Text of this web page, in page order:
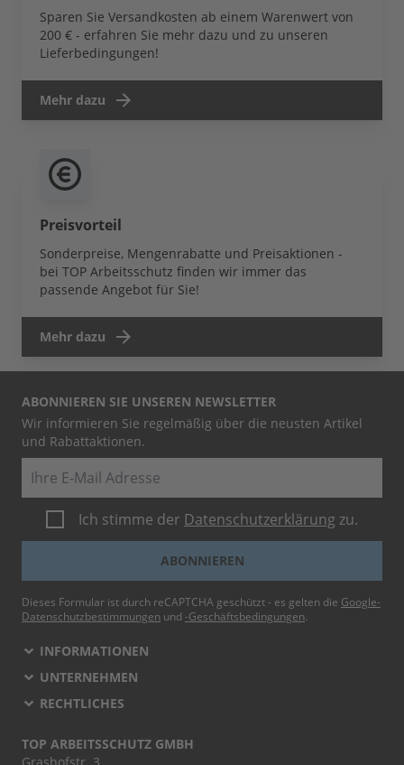
Sparen Sie Versandkosten ab einem Warenwert von
200 € - erfahren Sie mehr dazu und zu unseren
Lieferbedingungen!
Mehr dazu
Preisvorteil
Sonderpreise, Mengenrabatte und Preisaktionen -
bei TOP Arbeitsschutz finden wir immer das
passende Angebot für Sie!
Mehr dazu
ABONNIEREN SIE UNSEREN NEWSLETTER
Wir informieren Sie regelmäßig über die neusten Artikel
und Rabattaktionen.
Ich stimme der Datenschutzerklärung zu.
ABONNIEREN
Dieses Formular ist durch reCAPTCHA geschützt - es gelten die Google-
Datenschutzbestimmungen und -Geschäftsbedingungen.
INFORMATIONEN
UNTERNEHMEN
RECHTLICHES
TOP ARBEITSSCHUTZ GMBH